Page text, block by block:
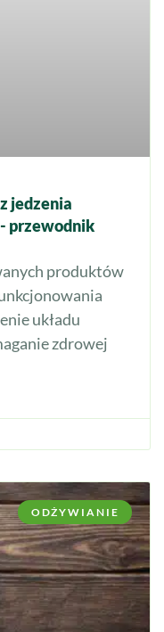
jedzenia
przewodnik
produktów
układu
zdrowej
ODŻYWIANIE